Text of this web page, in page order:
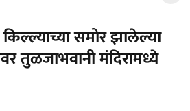
समोर झालेल्या
तुळजाभवानी मंदिरामध्ये